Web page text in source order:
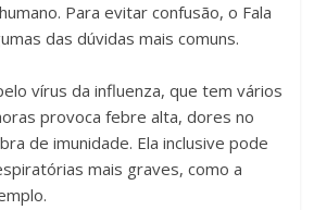
Para evitar confusão, o Fala
das dúvidas mais comuns.
vírus da influenza, que tem vários
provoca febre alta, dores no
de imunidade. Ela inclusive pode
mais graves, como a